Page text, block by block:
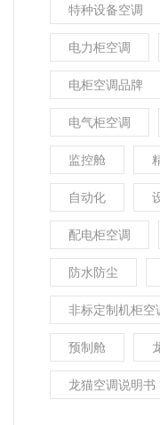
特种设备空调
电力柜空调
电柜空调品牌
电气柜空调
监控舱
自动化
配电柜空调
防水防尘
非标定制机柜空
预制舱
龙猫空调说明书